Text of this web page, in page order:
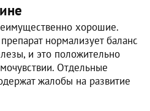
хорошие.
нормализует баланс
и это положительно
Отдельные
жалобы на развитие